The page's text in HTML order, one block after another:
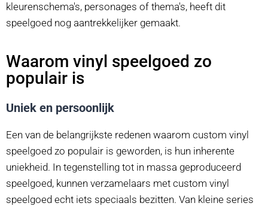
kleurenschema's, personages of thema's, heeft dit
speelgoed nog aantrekkelijker gemaakt.
Waarom vinyl speelgoed zo
populair is
Uniek en persoonlijk
Een van de belangrijkste redenen waarom custom vinyl
speelgoed zo populair is geworden, is hun inherente
uniekheid. In tegenstelling tot in massa geproduceerd
speelgoed, kunnen verzamelaars met custom vinyl
speelgoed echt iets speciaals bezitten. Van kleine series